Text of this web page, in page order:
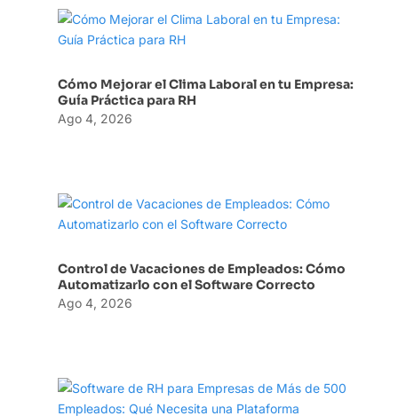
Cómo Mejorar el Clima Laboral en tu Empresa:
Guía Práctica para RH
Ago 4, 2026
Control de Vacaciones de Empleados: Cómo
Automatizarlo con el Software Correcto
Ago 4, 2026